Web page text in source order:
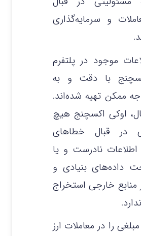
و سرمایه‌گذاری
موجود در پلتفرم
با دقت و به
ممکن تهیه شده‌اند.
اوکی اکسچنج هیچ
در قبال خطاهای
اطلاعات نادرست و یا
داده‌های بنیادی و
منابع خارجی استخراج
مبلغی را در معاملات ارز